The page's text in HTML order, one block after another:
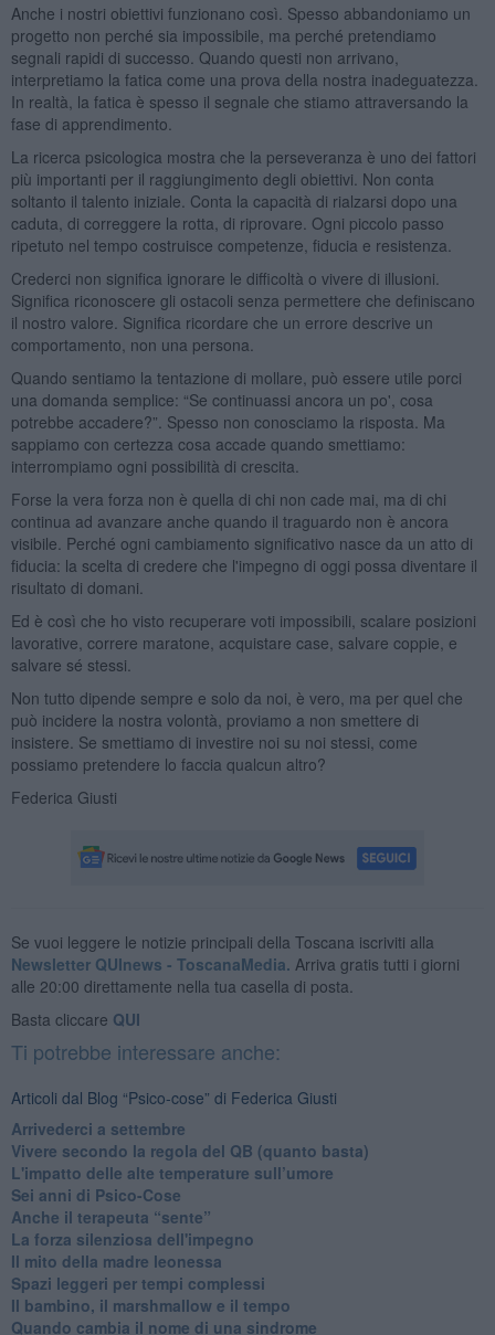
Anche i nostri obiettivi funzionano così. Spesso abbandoniamo un
progetto non perché sia impossibile, ma perché pretendiamo
segnali rapidi di successo. Quando questi non arrivano,
interpretiamo la fatica come una prova della nostra inadeguatezza.
In realtà, la fatica è spesso il segnale che stiamo attraversando la
fase di apprendimento.
La ricerca psicologica mostra che la perseveranza è uno dei fattori
più importanti per il raggiungimento degli obiettivi. Non conta
soltanto il talento iniziale. Conta la capacità di rialzarsi dopo una
caduta, di correggere la rotta, di riprovare. Ogni piccolo passo
ripetuto nel tempo costruisce competenze, fiducia e resistenza.
Crederci non significa ignorare le difficoltà o vivere di illusioni.
Significa riconoscere gli ostacoli senza permettere che definiscano
il nostro valore. Significa ricordare che un errore descrive un
comportamento, non una persona.
Quando sentiamo la tentazione di mollare, può essere utile porci
una domanda semplice: “Se continuassi ancora un po', cosa
potrebbe accadere?”. Spesso non conosciamo la risposta. Ma
sappiamo con certezza cosa accade quando smettiamo:
interrompiamo ogni possibilità di crescita.
Forse la vera forza non è quella di chi non cade mai, ma di chi
continua ad avanzare anche quando il traguardo non è ancora
visibile. Perché ogni cambiamento significativo nasce da un atto di
fiducia: la scelta di credere che l'impegno di oggi possa diventare il
risultato di domani.
Ed è così che ho visto recuperare voti impossibili, scalare posizioni
lavorative, correre maratone, acquistare case, salvare coppie, e
salvare sé stessi.
Non tutto dipende sempre e solo da noi, è vero, ma per quel che
può incidere la nostra volontà, proviamo a non smettere di
insistere. Se smettiamo di investire noi su noi stessi, come
possiamo pretendere lo faccia qualcun altro?
Federica Giusti
Se vuoi leggere le notizie principali della Toscana iscriviti alla
Newsletter QUInews - ToscanaMedia. Arriva gratis tutti i giorni
alle 20:00 direttamente nella tua casella di posta.
Basta cliccare QUI
Ti potrebbe interessare anche:
Articoli dal Blog “Psico-cose” di Federica Giusti
​Arrivederci a settembre
​Vivere secondo la regola del QB (quanto basta)
​L'impatto delle alte temperature sull’umore
Sei anni di Psico-Cose
​Anche il terapeuta “sente”
​La forza silenziosa dell'impegno
​Il mito della madre leonessa
Spazi leggeri per tempi complessi
Il bambino, il marshmallow e il tempo
​Quando cambia il nome di una sindrome